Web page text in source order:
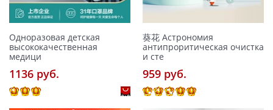
Одноразовая детская
высококачественная
медици
1136 pуб.
葵花 Астрономия
антипроритическая очистка
и сте
959 pуб.